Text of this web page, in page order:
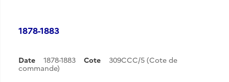
1878-1883
Date 1878-1883 Cote
309CCC/5 (Cote de
commande)